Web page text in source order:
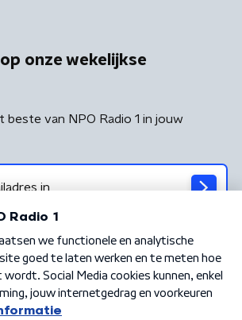
onze wekelijkse
beste van NPO Radio 1 in jouw